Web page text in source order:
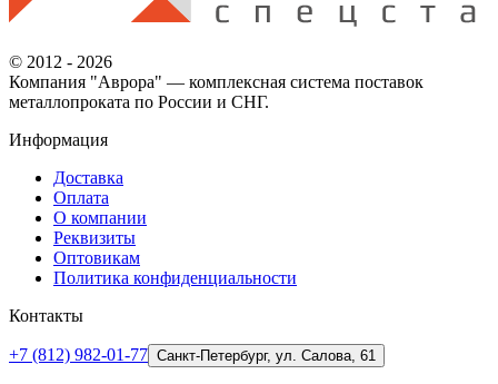
© 2012 - 2026
Компания "Аврора" — комплексная система поставок
металлопроката по России и СНГ.
Информация
Доставка
Оплата
О компании
Реквизиты
Оптовикам
Политика конфиденциальности
Контакты
+7 (812) 982-01-77 Санкт-Петербург, ул. Салова, 61